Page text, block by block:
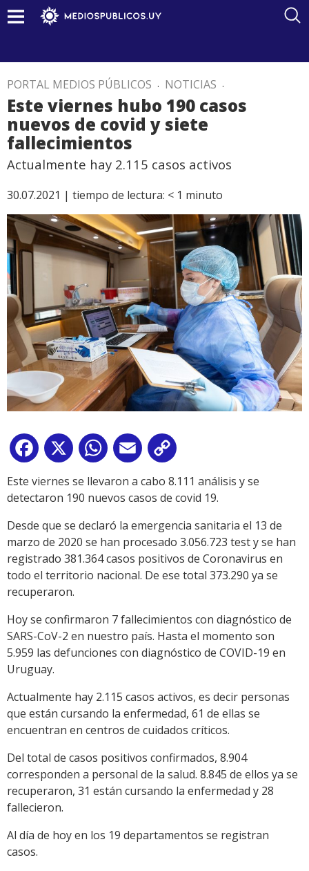
PORTAL MEDIOS PÚBLICOS . NOTICIAS .
Este viernes hubo 190 casos
nuevos de covid y siete
fallecimientos
Actualmente hay 2.115 casos activos
30.07.2021 | tiempo de lectura: < 1 minuto
Facebook
X WhatsApp
Email
Link
Este viernes se llevaron a cabo 8.111 análisis y se
detectaron 190 nuevos casos de covid 19.
Desde que se declaró la emergencia sanitaria el 13 de
marzo de 2020 se han procesado 3.056.723 test y se han
registrado 381.364 casos positivos de Coronavirus en
todo el territorio nacional. De ese total 373.290 ya se
recuperaron.
Hoy se confirmaron 7 fallecimientos con diagnóstico de
SARS-CoV-2 en nuestro país. Hasta el momento son
5.959 las defunciones con diagnóstico de COVID-19 en
Uruguay.
Actualmente hay 2.115 casos activos, es decir personas
que están cursando la enfermedad, 61 de ellas se
encuentran en centros de cuidados críticos.
Del total de casos positivos confirmados, 8.904
corresponden a personal de la salud. 8.845 de ellos ya se
recuperaron, 31 están cursando la enfermedad y 28
fallecieron.
Al día de hoy en los 19 departamentos se registran
casos.